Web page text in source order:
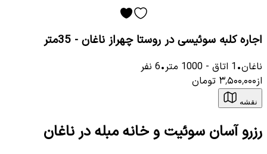
اجاره کلبه سوئیسی در روستا چهراز ناغان - 35متر
ناغان•
1 اتاق -
1000 متر•
6 نفر
از۳٬۵۰۰٬۰۰۰ تومان
نقشه
رزرو آسان سوئیت و خانه مبله در ناغان